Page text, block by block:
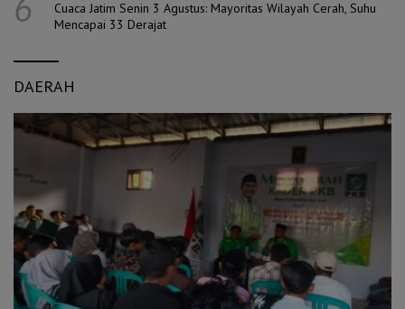
Cuaca Jatim Senin 3 Agustus: Mayoritas Wilayah Cerah, Suhu
Mencapai 33 Derajat
DAERAH